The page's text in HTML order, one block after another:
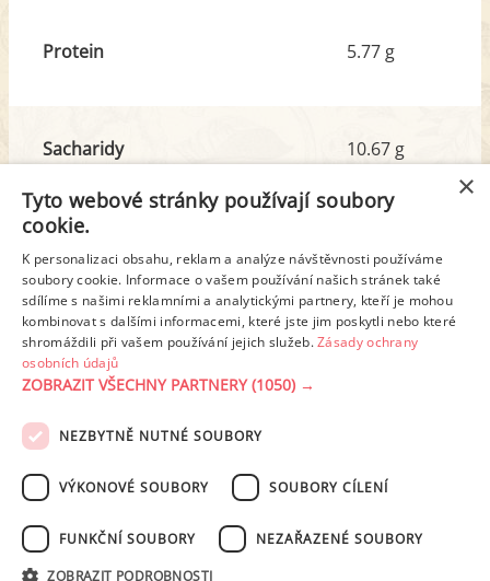
Protein 5.77 g
Sacharidy
z toho cukr
10.67 g
3.95 g
Tuk
z toho nas. mastné kyseliny
42.33 g
5.67 g
Detailní rozpis
PODMÍNKY UŽITÍ ZÁSADY OCHRANY OSOBNÍCH ÚDAJŮ
NASTAVENÍ COOKIES
×
Tyto webové stránky používají soubory
cookie.
K personalizaci obsahu, reklam a analýze návštěvnosti používáme
soubory cookie. Informace o vašem používání našich stránek také
sdílíme s našimi reklamními a analytickými partnery, kteří je mohou
kombinovat s dalšími informacemi, které jste jim poskytli nebo které
shromáždili při vašem používání jejich služeb.Zásady ochrany
osobních údajů
ZOBRAZIT VŠECHNY PARTNERY(1050) →
NEZBYTNĚ NUTNÉ SOUBORY
VÝKONOVÉ SOUBORY SOUBORY CÍLENÍ
FUNKČNÍ SOUBORY NEZAŘAZENÉ SOUBORY
ZOBRAZIT PODROBNOSTI